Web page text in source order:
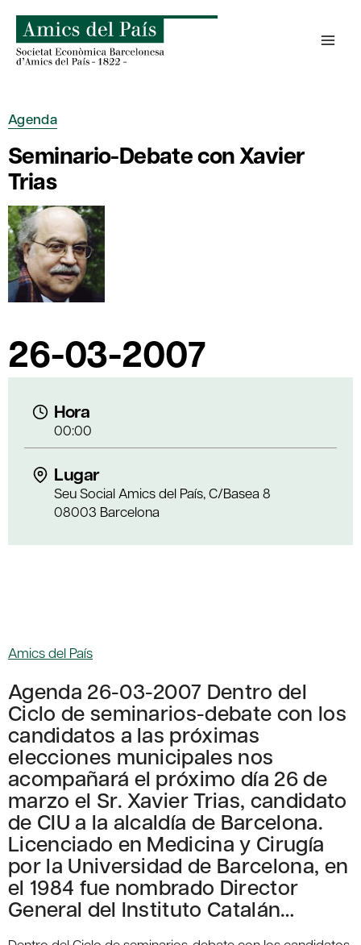
contenido
Agenda
Seminario-Debate con Xavier
Trias
26-03-2007
Hora
00:00
Lugar
Seu Social Amics del País, C/Basea 8
08003 Barcelona
Amics del País
Agenda 26-03-2007 Dentro del
Ciclo de seminarios-debate con los
candidatos a las próximas
elecciones municipales nos
acompañará el próximo día 26 de
marzo el Sr. Xavier Trias, candidato
de CIU a la alcaldía de Barcelona.
Licenciado en Medicina y Cirugía
por la Universidad de Barcelona, en
el 1984 fue nombrado Director
General del Instituto Catalán…